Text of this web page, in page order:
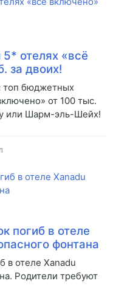
отелях «всё
за двоих!
топ бюджетных
от 100 тыс.
или Шарм-эль-Шейх!
погиб в отеле
фонтана
в отеле Xanadu
Родители требуют